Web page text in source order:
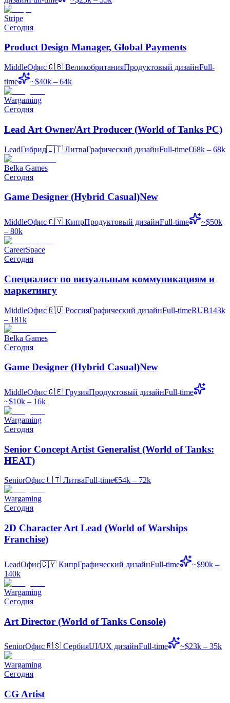
Stripe
Сегодня
Product Design Manager, Global Payments
MiddleОфис🇬🇧 ВеликобританияПродуктовый дизайнFull-
time
~$40k – 64k
Wargaming
Сегодня
Lead Art Owner/Art Producer (World of Tanks PC)
LeadГибрид🇱🇹 ЛитваГрафический дизайнFull-time€68k – 68k
Belka Games
Сегодня
Game Designer (Hybrid Casual)New
MiddleОфис🇨🇾 КипрПродуктовый дизайнFull-time
~$50k
– 80k
CareerSpace
Сегодня
Специалист по визуальным коммуникациям и
маркетингу
MiddleОфис🇷🇺 РоссияГрафический дизайнFull-timeRUB143k
– 181k
Belka Games
Сегодня
Game Designer (Hybrid Casual)New
MiddleОфис🇬🇪 ГрузияПродуктовый дизайнFull-time
~$10k – 16k
Wargaming
Сегодня
Senior Concept Artist Generalist (World of Tanks:
HEAT)
SeniorОфис🇱🇹 ЛитваFull-time€54k – 72k
Wargaming
Сегодня
2D Character Art Lead (World of Warships
Franchise)
LeadОфис🇨🇾 КипрГрафический дизайнFull-time
~$90k –
140k
Wargaming
Сегодня
Art Director (World of Tanks Console)
SeniorОфис🇷🇸 СербияUI/UX дизайнFull-time ~$23k – 35k
Wargaming
Сегодня
CG Artist